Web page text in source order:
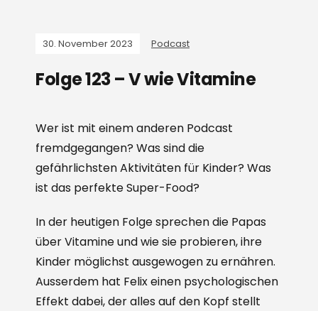
30. November 2023 Podcast
Folge 123 – V wie Vitamine
Wer ist mit einem anderen Podcast
fremdgegangen? Was sind die
gefährlichsten Aktivitäten für Kinder? Was
ist das perfekte Super-Food?
In der heutigen Folge sprechen die Papas
über Vitamine und wie sie probieren, ihre
Kinder möglichst ausgewogen zu ernähren.
Ausserdem hat Felix einen psychologischen
Effekt dabei, der alles auf den Kopf stellt